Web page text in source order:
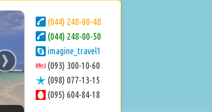
›
(044) 248-00-48
(044) 248-00-50
imagine_travel1
(093) 300-10-60
(098) 077-13-15
(095) 604-84-18